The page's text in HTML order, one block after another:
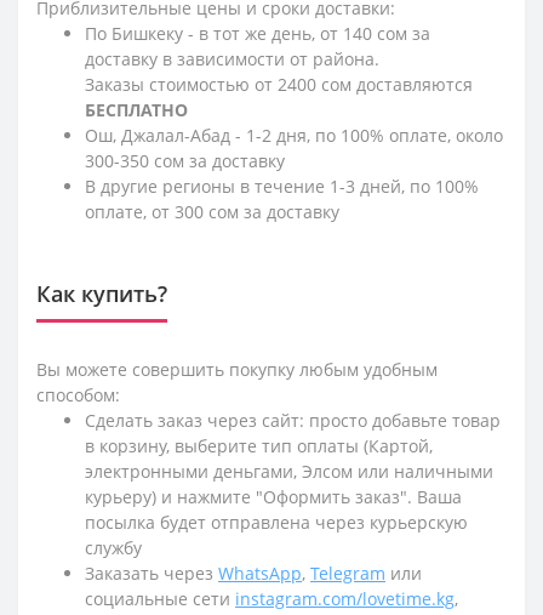
Приблизительные цены и сроки доставки:
По Бишкеку - в тот же день, от 140 сом за
доставку в зависимости от района.
Заказы стоимостью от 2400 сом доставляются
БЕСПЛАТНО
Ош, Джалал-Абад - 1-2 дня, по 100% оплате, около
300-350 сом за доставку
В другие регионы в течение 1-3 дней, по 100%
оплате, от 300 сом за доставку
Как купить?
Вы можете совершить покупку любым удобным
способом:
Сделать заказ через сайт: просто добавьте товар
в корзину, выберите тип оплаты (Картой,
электронными деньгами, Элсом или наличными
курьеру) и нажмите "Оформить заказ". Ваша
посылка будет отправлена через курьерскую
службу
Заказать через WhatsApp, Telegram или
социальные сети instagram.com/lovetime.kg,